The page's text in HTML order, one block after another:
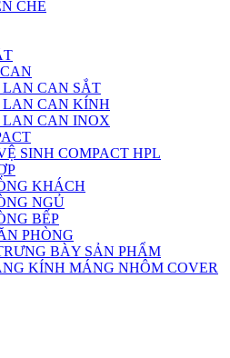
CHẾ
CAN SẮT
CAN KÍNH
CAN INOX
SINH COMPACT HPL
KHÁCH
NGỦ
BẾP
PHÒNG
BÀY SẢN PHẨM
KÍNH MÁNG NHÔM COVER